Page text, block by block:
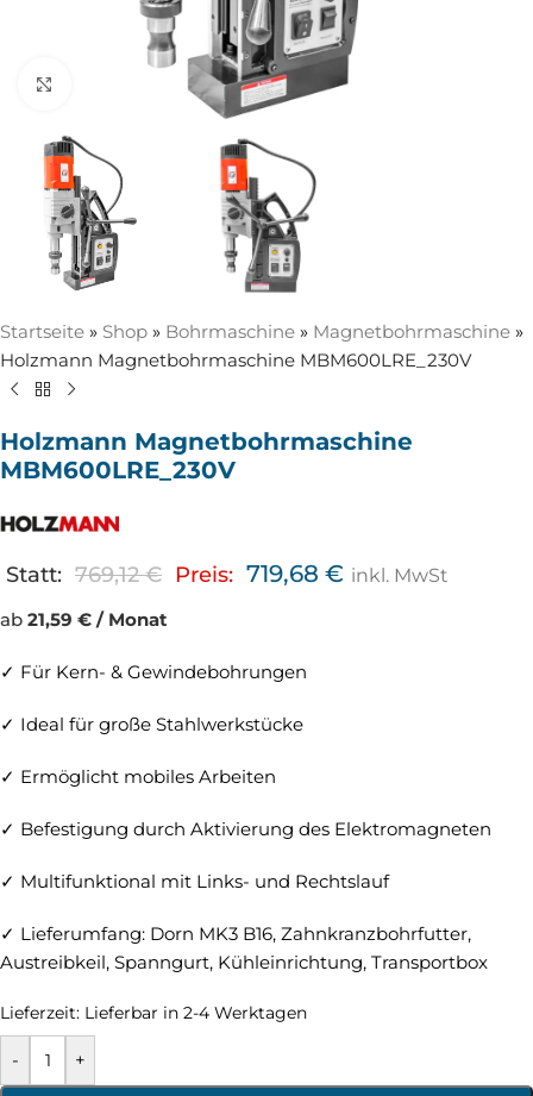
Zum Vergrößern anklicken
Startseite » Shop » Bohrmaschine » Magnetbohrmaschine »
Holzmann Magnetbohrmaschine MBM600LRE_230V
Holzmann Magnetbohrmaschine
MBM600LRE_230V
Statt: 769,12€ Preis: 719,68 € inkl. MwSt
ab 21,59 € / Monat
✓ Für Kern- & Gewindebohrungen
✓ Ideal für große Stahlwerkstücke
✓ Ermöglicht mobiles Arbeiten
✓ Befestigung durch Aktivierung des Elektromagneten
✓ Multifunktional mit Links- und Rechtslauf
✓ Lieferumfang: Dorn MK3 B16, Zahnkranzbohrfutter,
Austreibkeil, Spanngurt, Kühleinrichtung, Transportbox
Lieferzeit: Lieferbar in 2-4 Werktagen
- +